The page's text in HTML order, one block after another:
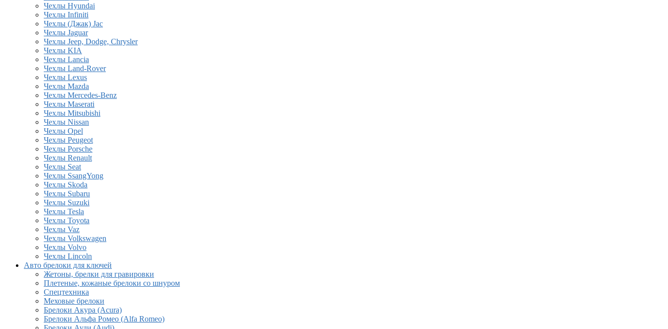
Чехлы Hyundai
Чехлы Infiniti
Чехлы (Джак) Jac
Чехлы Jaguar
Чехлы Jeep, Dodge, Chrysler
Чехлы KIA
Чехлы Lancia
Чехлы Land-Rover
Чехлы Lexus
Чехлы Mazda
Чехлы Mercedes-Benz
Чехлы Maserati
Чехлы Mitsubishi
Чехлы Nissan
Чехлы Opel
Чехлы Peugeot
Чехлы Porsche
Чехлы Renault
Чехлы Seat
Чехлы SsangYong
Чехлы Skoda
Чехлы Subaru
Чехлы Suzuki
Чехлы Tesla
Чехлы Toyota
Чехлы Vaz
Чехлы Volkswagen
Чехлы Volvo
Чехлы Lincoln
Авто брелоки для ключей
Жетоны, брелки для гравировки
Плетеные, кожаные брелоки со шнуром
Спецтехника
Меховые брелоки
Брелоки Акура (Acura)
Брелоки Альфа Ромео (Alfa Romeo)